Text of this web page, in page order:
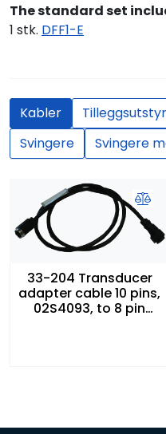
The standard set
1 stk. DFF1-E
Kabler Tilleggsutstyr
Svingere
Svingere
33-204 Transducer
adapter cable 10 pins,
02S4093, to 8 pin